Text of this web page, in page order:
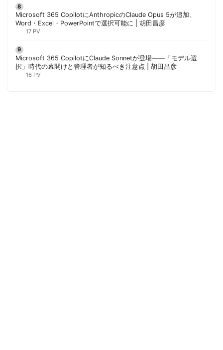
Microsoft 365 CopilotにAnthropicのClaude Opus 5が追加、
Word・Excel・PowerPointで選択可能に | 胡田昌彦
17 PV
Microsoft 365 CopilotにClaude Sonnetが登場——「モデル選
択」時代の幕開けと管理者が知るべき注意点 | 胡田昌彦
16 PV